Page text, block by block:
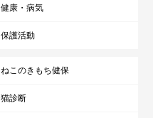
健康・病気
保護活動
ねこのきもち健保
猫診断